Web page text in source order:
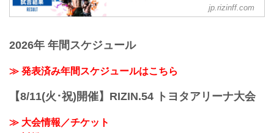
RIZIN MMAルール：5分 3R（71.0kg）
（LOSE）
2R 3分14秒 TKO（レフェリーストップ：
グラウンドパンチ）
≫ 試合結果詳細
jp.rizinff.com
2026年 年間スケジュール
≫ 発表済み年間スケジュールはこちら
【8/11(火･祝)開催】RIZIN.54 トヨタアリーナ大会
≫ 大会情報／チケット